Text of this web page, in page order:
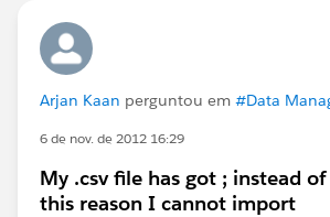
Arjan Kaan perguntou em #Data
6 de nov. de 2012 16:29
My .csv file has got ; instead
this reason I cannot import